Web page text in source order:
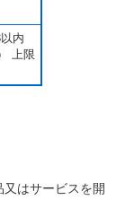
内
上限
はサービスを開